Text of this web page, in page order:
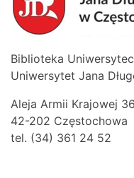
Biblioteka
Uniwersytet Jana
Aleja Armii Krajowej
42-202 Częstochowa
tel. (34) 361 24 52